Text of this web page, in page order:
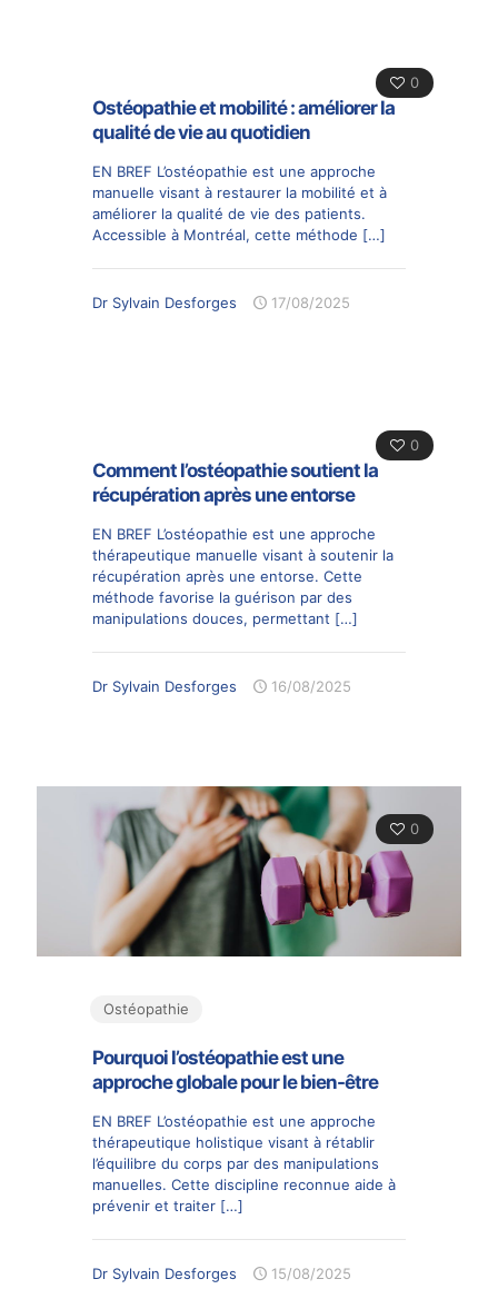
0
Ostéopathie et mobilité : améliorer la
qualité de vie au quotidien
EN BREF L’ostéopathie est une approche
manuelle visant à restaurer la mobilité et à
améliorer la qualité de vie des patients.
Accessible à Montréal, cette méthode […]
Dr Sylvain Desforges 17/08/2025
0
Comment l’ostéopathie soutient la
récupération après une entorse
EN BREF L’ostéopathie est une approche
thérapeutique manuelle visant à soutenir la
récupération après une entorse. Cette
méthode favorise la guérison par des
manipulations douces, permettant […]
Dr Sylvain Desforges 16/08/2025
0
Ostéopathie
Pourquoi l’ostéopathie est une
approche globale pour le bien-être
EN BREF L’ostéopathie est une approche
thérapeutique holistique visant à rétablir
l’équilibre du corps par des manipulations
manuelles. Cette discipline reconnue aide à
prévenir et traiter […]
Dr Sylvain Desforges 15/08/2025